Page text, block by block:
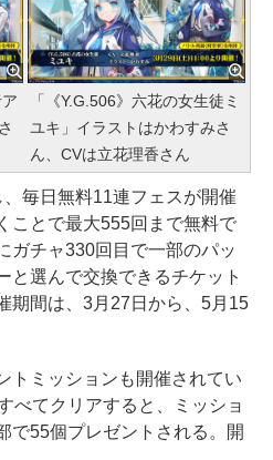
「《Y.G.506》六花の女生徒ミ
ユキ」イラストはかわすみさ
ん、CVは立花理香さん
毎日無料11連フェスが開催
ことで最大555回まで無料で
ガチャ330回目で一部のパッ
と選んで交換できるチケット
期間は、3月27日から、5月15
ミッションも開催されてい
べてクリアすると、ミッショ
で55個プレゼントされる。開